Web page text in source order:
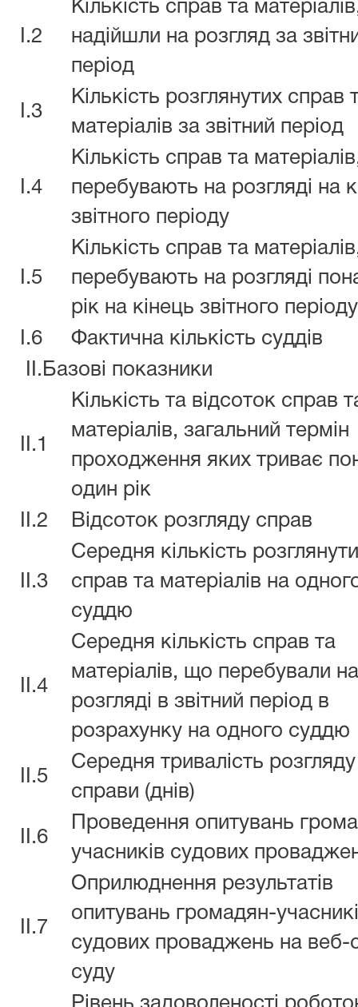
I.2
Кількість справ та
надійшли на розгляд за
період
I.3
Кількість розглянутих справ
матеріалів за звітний період
I.4
Кількість справ та
перебувають на розгляді на
звітного періоду
I.5
Кількість справ та
перебувають на розгляді
рік на кінець звітного періоду
I.6
Фактична кількість суддів
II.Базові показники
II.1
Кількість та відсоток справ
матеріалів, загальний термін
проходження яких триває
один рік
II.2
Відсоток розгляду справ
II.3
Середня кількість
справ та матеріалів на
суддю
II.4
Середня кількість справ та
матеріалів, що перебували на
розгляді в звітний період в
розрахунку на одного суддю
II.5
Середня тривалість розгляду
справи (днів)
II.6
Проведення опитувань
учасників судових
II.7
Оприлюднення результатів
опитувань громадян-
судових проваджень на веб-
суду